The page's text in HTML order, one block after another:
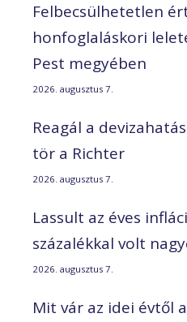
Felbecsülhetetlen
honfoglaláskori
Pest megyében
2026. augusztus 7.
Reagál a
tör a Richter
2026. augusztus 7.
Lassult az éves
százalékkal volt
2026. augusztus 7.
Mit vár az idei évtől